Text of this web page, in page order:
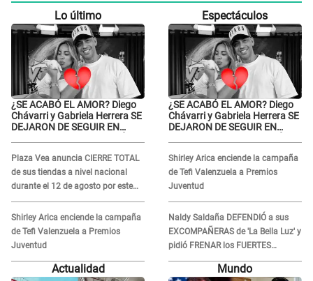
Lo último
¿SE ACABÓ EL AMOR? Diego
Chávarri y Gabriela Herrera SE
DEJARON DE SEGUIR EN
Plaza Vea anuncia CIERRE TOTAL
de sus tiendas a nivel nacional
durante el 12 de agosto por este
MOTIVO
Shirley Arica enciende la campaña
de Tefi Valenzuela a Premios
Juventud
Espectáculos
¿SE ACABÓ EL AMOR? Diego
Chávarri y Gabriela Herrera SE
DEJARON DE SEGUIR EN
Shirley Arica enciende la campaña
de Tefi Valenzuela a Premios
Juventud
Naldy Saldaña DEFENDIÓ a sus
EXCOMPAÑERAS de 'La Bella Luz' y
pidió FRENAR los FUERTES
ATAQUES en redes: “Aquí el único
Actualidad Mundo